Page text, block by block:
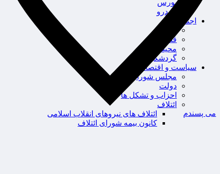
بورس
خودرو
اجتماعی
سلامت
قضایی
محیط زیست
گردشگری
سیاست و اقتصاد
مجلس شورای اسلامی
دولت
احزاب و تشکل ها
ائتلاف
ائتلاف های نیروهای انقلاب اسلامی
کانون بیمه شورای ائتلاف
می پسندم